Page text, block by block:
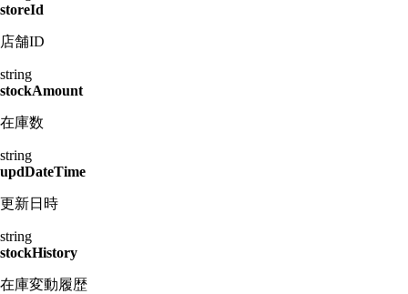
storeId
店舗ID
string
stockAmount
在庫数
string
updDateTime
更新日時
string
stockHistory
在庫変動履歴